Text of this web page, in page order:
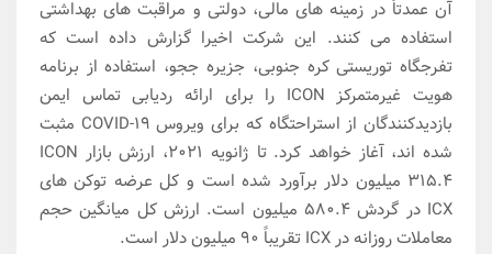
آن عمدتاً در زمینه های مالی، دولتی و مراقبت های بهداشتی
استفاده می کنند. این شرکت اخیرا گزارش داده است که
تفرجگاه توریستی کره جنوبی، جزیره ججو، استفاده از برنامه
هویت غیرمتمرکز ICON را برای ارائه ردیابی تماس ایمن
بازدیدکنندگان از استراحتگاه که برای ویروس COVID-19 مثبت
شده اند، آغاز خواهد کرد. تا ژانویه 2021، ارزش بازار ICON
315.4 میلیون دلار برآورد شده است و کل عرضه توکن های
ICX در گردش 580.4 میلیون است. ارزش کل میانگین حجم
معاملات روزانه در ICX تقریباً 90 میلیون دلار است.